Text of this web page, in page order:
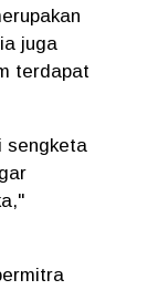
juga
terdapat
sengketa